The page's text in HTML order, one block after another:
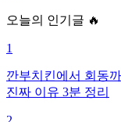
오늘의 인기글 🔥
1
깐부치킨에서 회동
진짜 이유 3분 정리